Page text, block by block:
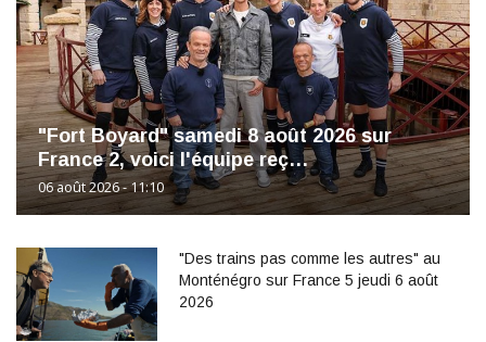
"Fort Boyard" samedi 8 août 2026 sur
France 2, voici l'équipe reç…
06 août 2026 - 11:10
"Des trains pas comme les autres" au
Monténégro sur France 5 jeudi 6 août
2026